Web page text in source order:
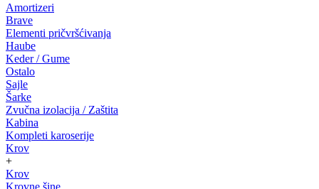
Amortizeri
Brave
Elementi pričvršćivanja
Haube
Keder / Gume
Ostalo
Sajle
Šarke
Zvučna izolacija / Zaštita
Kabina
Kompleti karoserije
Krov
+
Krov
Krovne šine